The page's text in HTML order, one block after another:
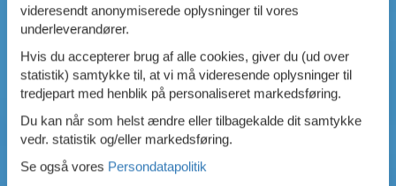
videresendt anonymiserede oplysninger til vores
underleverandører.
Hvis du accepterer brug af alle cookies, giver du (ud over
statistik) samtykke til, at vi må videresende oplysninger til
tredjepart med henblik på personaliseret markedsføring.
Du kan når som helst ændre eller tilbagekalde dit samtykke
vedr. statistik og/eller markedsføring.
Se også vores Persondatapolitik